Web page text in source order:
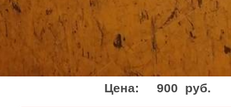
Цена: 900 руб.